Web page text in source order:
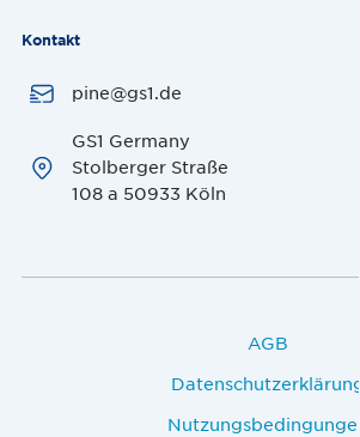
Kontakt
pine@gs1.de
GS1 Germany
Stolberger Straße
108 a 50933 Köln
AGB
Datenschutzerklärung
Nutzungsbedingungen